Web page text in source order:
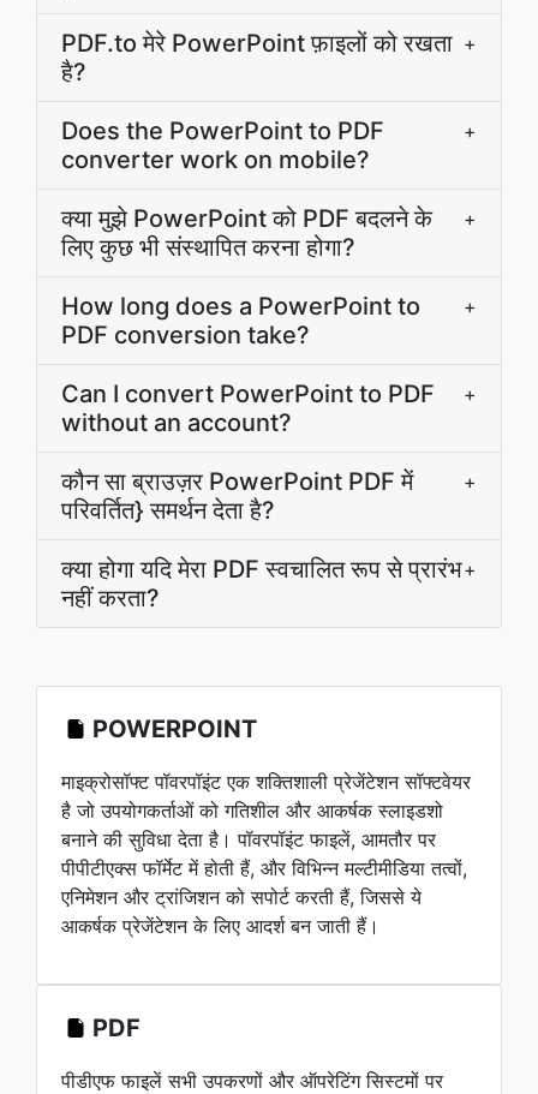
PDF.to मेरे PowerPoint फ़ाइलों को रखता
है?
+
Does the PowerPoint to PDF
converter work on mobile?
+
क्या मुझे PowerPoint को PDF बदलने के
लिए कुछ भी संस्थापित करना होगा?
+
How long does a PowerPoint to
PDF conversion take?
+
Can I convert PowerPoint to PDF
without an account?
+
कौन सा ब्राउज़र PowerPoint PDF में
परिवर्तित} समर्थन देता है?
+
क्या होगा यदि मेरा PDF स्वचालित रूप से प्रारंभ
नहीं करता?
+
POWERPOINT
माइक्रोसॉफ्ट पॉवरपॉइंट एक शक्तिशाली प्रेजेंटेशन सॉफ्टवेयर
है जो उपयोगकर्ताओं को गतिशील और आकर्षक स्लाइडशो
बनाने की सुविधा देता है। पॉवरपॉइंट फाइलें, आमतौर पर
पीपीटीएक्स फॉर्मेट में होती हैं, और विभिन्न मल्टीमीडिया तत्वों,
एनिमेशन और ट्रांजिशन को सपोर्ट करती हैं, जिससे ये
आकर्षक प्रेजेंटेशन के लिए आदर्श बन जाती हैं।
PDF
पीडीएफ फाइलें सभी उपकरणों और ऑपरेटिंग सिस्टमों पर